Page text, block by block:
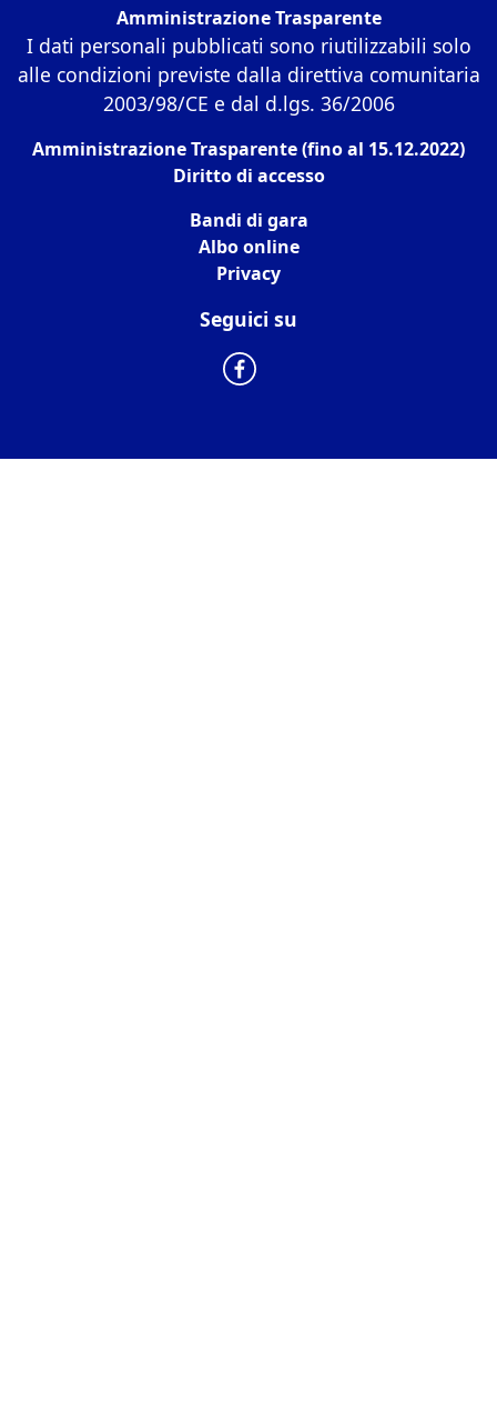
Amministrazione Trasparente
I dati personali pubblicati sono riutilizzabili solo
alle condizioni previste dalla direttiva comunitaria
2003/98/CE e dal d.lgs. 36/2006
Amministrazione Trasparente (fino al 15.12.2022)
Diritto di accesso
Bandi di gara
Albo online
Privacy
Seguici su